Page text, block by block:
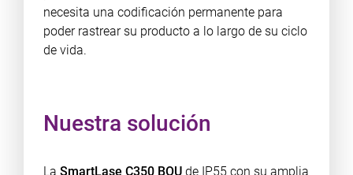
necesita una codificación permanente para
poder rastrear su producto a lo largo de su ciclo
de vida.
Nuestra solución
La SmartLase C350 BOU de IP55 con su amplia